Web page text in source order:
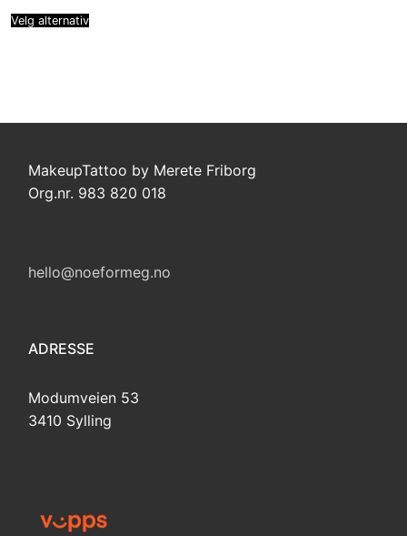
Velg alternativ
MakeupTattoo by Merete Friborg
Org.nr. 983 820 018
hello@noeformeg.no
ADRESSE
Modumveien 53
3410 Sylling